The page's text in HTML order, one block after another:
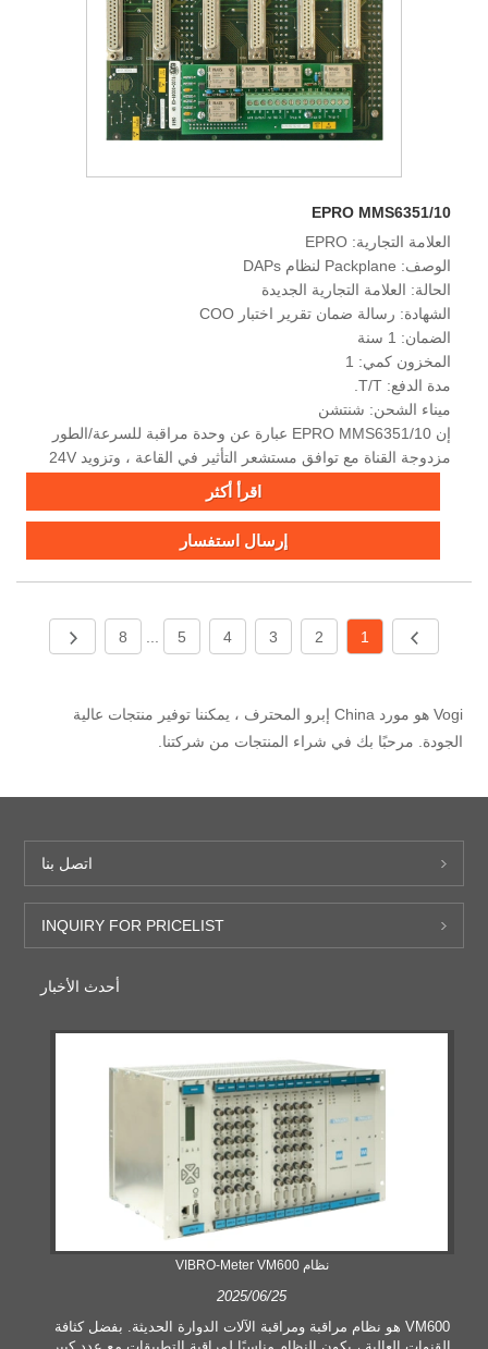
EPRO MMS6351/10
العلامة التجارية: EPRO
الوصف: Packplane لنظام DAPs
الحالة: العلامة التجارية الجديدة
الشهادة: رسالة ضمان تقرير اختبار COO
الضمان: 1 سنة
المخزون كمي: 1
مدة الدفع: T/T.
ميناء الشحن: شنتشن
إن EPRO MMS6351/10 عبارة عن وحدة مراقبة للسرعة/الطور
مزدوجة القناة مع توافق مستشعر التأثير في القاعة ، وتزويد 24V
DC 24V ، ووظائف التشخيص الذاتي لمزامنة التوربينات والآلات
اقرأ أكثر
إرسال استفسار
1
2
3
4
5
...
8
Vogi هو مورد China إبرو المحترف ، يمكننا توفير منتجات عالية
الجودة. مرحبًا بك في شراء المنتجات من شركتنا.
اتصل بنا
INQUIRY FOR PRICELIST
أحدث الأخبار
نظام VIBRO-Meter VM600
2025/06/25
VM600 هو نظام مراقبة ومراقبة الآلات الدوارة الحديثة. بفضل كثافة